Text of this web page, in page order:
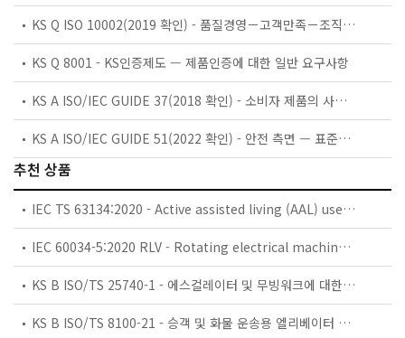
KS Q ISO 10002(2019 확인) - 품질경영－고객만족－조직의 불만처리에 대한 지침
KS Q 8001 - KS인증제도 — 제품인증에 대한 일반 요구사항
KS A ISO/IEC GUIDE 37(2018 확인) - 소비자 제품의 사용 설명서에 대한 지침
KS A ISO/IEC GUIDE 51(2022 확인) - 안전 측면 — 표준에 포함시킬 지침
추천 상품
IEC TS 63134:2020 - Active assisted living (AAL) use cases
IEC 60034-5:2020 RLV - Rotating electrical machines - Part 5: Degrees of protection provided by the integral design of rotating electrical machines (IP code) - Classification
KS B ISO/TS 25740-1 - 에스컬레이터 및 무빙워크에 대한 안전요건 — 제1부: 세계공통 필수 안전요건(GESRs)
KS B ISO/TS 8100-21 - 승객 및 화물 운송용 엘리베이터 —제21부: 세계공통 필수안전요건(GESRs)을 충족하는 세계공통 안전 파라미터(GSPs)